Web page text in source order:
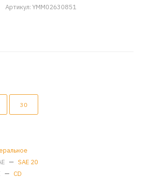
Артикул: YMM02630851
30
— SAE 20
— CD